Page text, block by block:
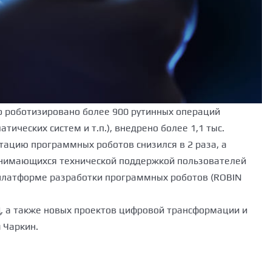
более 900 рутинных операций
систем и т.п.), внедрено более 1,1 тыс.
программных роботов снизился в 2 раза, а
технической поддержкой пользователей
разработки программных роботов (ROBIN
также новых проектов цифровой трансформации и
Чаркин.